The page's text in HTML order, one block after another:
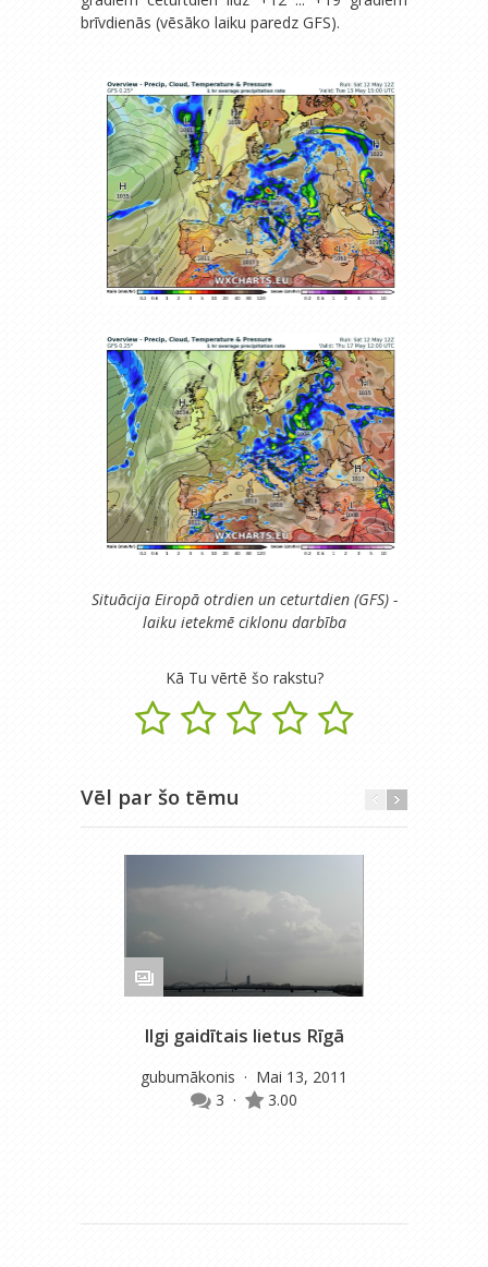
brīvdienās (vēsāko laiku paredz GFS).
Situācija Eiropā otrdien un ceturtdien (GFS) -
laiku ietekmē ciklonu darbība
Kā Tu vērtē šo rakstu?
Vēl par šo tēmu
Ilgi gaidītais lietus Rīgā
gubumākonis · Mai 13, 2011
3 · 3.00